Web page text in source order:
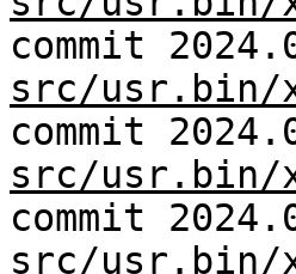
commit
src/
commit
src/usr.bin/
commit
src/